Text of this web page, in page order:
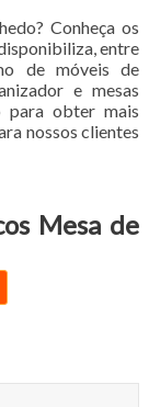
Conheça os
entre
de móveis de
e mesas
para obter mais
nossos clientes
Mesa de